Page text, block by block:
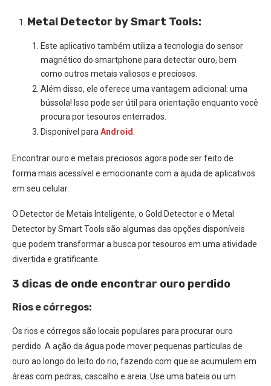
Metal Detector by Smart Tools:
Este aplicativo também utiliza a tecnologia do sensor
magnético do smartphone para detectar ouro, bem
como outros metais valiosos e preciosos.
Além disso, ele oferece uma vantagem adicional: uma
bússola! Isso pode ser útil para orientação enquanto você
procura por tesouros enterrados.
Disponível para Android
Encontrar ouro e metais preciosos agora pode ser feito de
forma mais acessível e emocionante com a ajuda de aplicativos
em seu celular.
O Detector de Metais Inteligente, o Gold Detector e o Metal
Detector by Smart Tools são algumas das opções disponíveis
que podem transformar a busca por tesouros em uma atividade
divertida e gratificante.
3 dicas de onde encontrar ouro perdido
Rios e córregos:
Os rios e córregos são locais populares para procurar ouro
perdido. A ação da água pode mover pequenas partículas de
ouro ao longo do leito do rio, fazendo com que se acumulem em
áreas com pedras, cascalho e areia. Use uma bateia ou um